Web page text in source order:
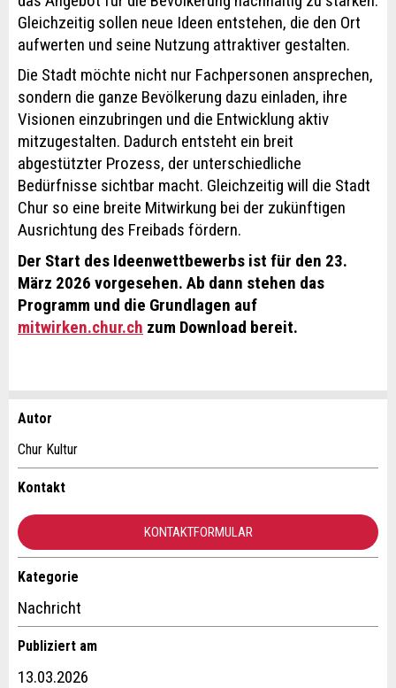
Gleichzeitig sollen neue Ideen entstehen, die den Ort
aufwerten und seine Nutzung attraktiver gestalten.
Die Stadt möchte nicht nur Fachpersonen ansprechen,
sondern die ganze Bevölkerung dazu einladen, ihre
Visionen einzubringen und die Entwicklung aktiv
mitzugestalten. Dadurch entsteht ein breit
abgestützter Prozess, der unterschiedliche
Bedürfnisse sichtbar macht. Gleichzeitig will die Stadt
Chur so eine breite Mitwirkung bei der zukünftigen
Ausrichtung des Freibads fördern.
Der Start des Ideenwettbewerbs ist für den 23.
März 2026 vorgesehen. Ab dann stehen das
Programm und die Grundlagen auf
mitwirken.chur.ch zum Download bereit.
Anzeige beanstanden
Ihr Feedback wird sehr geschätzt!
Allgemeines Feedback
Anzeige nicht mehr gültig
Anzeige unvollständig
Anzeige weiterempfehlen
Empfehlen Sie diese Anzeige an Freunde weiter.
Autor
Chur Kultur
Kontakt
KONTAKTFORMULAR
Kontakt
Verfassen Sie eine Nachricht für die Kontaktpersonen dieser
Kategorie
Nachricht
Publiziert am
13.03.2026